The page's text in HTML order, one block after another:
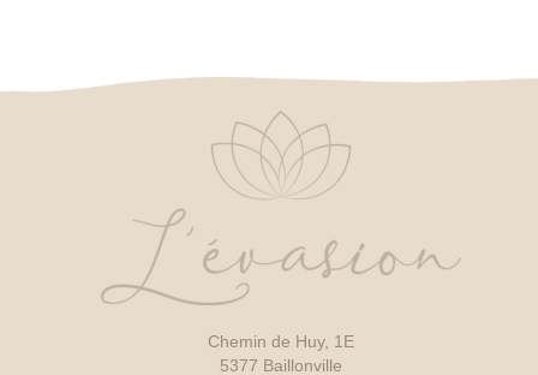
Chemin de Huy, 1E
5377 Baillonville